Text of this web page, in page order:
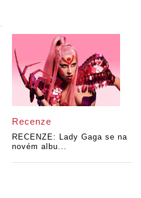
Recenze
RECENZE: Lady Gaga se na
novém albu...